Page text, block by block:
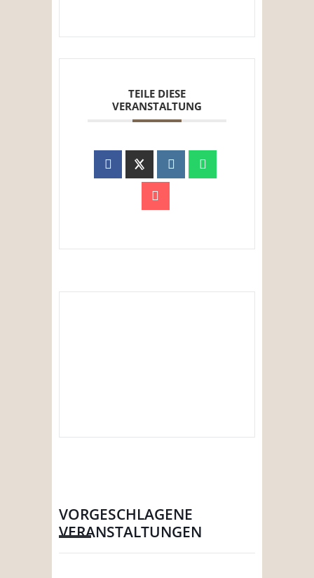
TEILE DIESE
VERANSTALTUNG
VORGESCHLAGENE
VERANSTALTUNGEN